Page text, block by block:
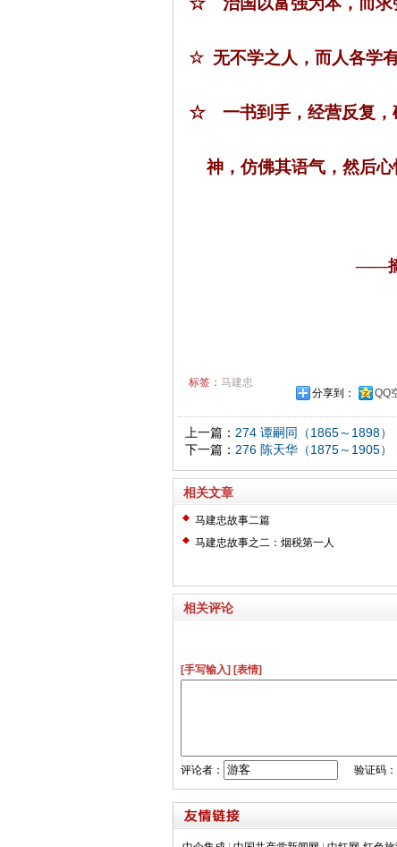
☆ 无不学之人，而人各学
☆ 一书到手，经营反复
神，仿佛其语气，然后心
——摘
标签： 马建忠
分享到：
QQ
上一篇： 274 谭嗣同（1865～1898）
下一篇： 276 陈天华（1875～1905）
相关文章
马建忠故事二篇
马建忠故事之二：烟税第一人
相关评论
[手写输入] [表情]
评论者： 验证码：